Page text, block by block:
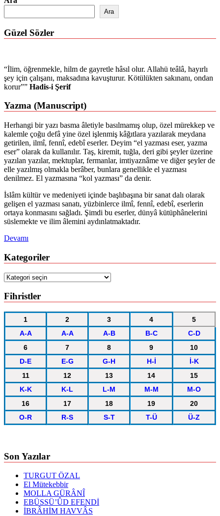
Ara
Güzel Sözler
“İlim, öğrenmekle, hilm de gayretle hâsıl olur. Allahü teâlâ, hayırlı
şey için çalışanı, maksadına kavuşturur. Kötülükten sakınanı, ondan
korur”” Hadis-i Şerif
Yazma (Manuscript)
Herhangi bir yazı basma âletiyle basılmamış olup, özel mürekkep ve
kalemle çoğu defâ yine özel işlenmiş kâğıtlara yazılarak meydana
getirilen, ilmî, fennî, edebî eserler. Deyim “el yazması eser, yazma
eser” olarak da kullanılır. Taş, kiremit, tuğla, deri gibi şeyler üzerine
yazılan yazılar, mektuplar, fermanlar, imtiyaznâme ve diğer şeyler de
elle yazılmış olmakla berâber, bunlara genellikle el yazması
denilmez. El yazmasına “kol yazması” da denir.
İslâm kültür ve medeniyeti içinde başlıbaşına bir sanat dalı olarak
gelişen el yazması sanatı, yüzbinlerce ilmî, fennî, edebî, eserlerin
ortaya konmasını sağladı. Şimdi bu eserler, dünyâ kütüphânelerini
süslemekte ve ilim âlemini aydınlatmaktadır.
Devamı
Kategoriler
Kategoriler
Fihristler
1 2 3 4
5
A-A
A-A A-B B-C
C-D
6
7 8 9
10
D-E
E-G G-H H-İ
İ-K
11
12 13 14
15
K-K
K-L L-M M-M
M-O
16
17 18 19
20
O-R
R-S S-T T-Ü Ü-Z
Son Yazılar
TURGUT ÖZAL
El Mütekebbir
MOLLA GÜRÂNÎ
EBÜSSÜ’ÛD EFENDİ
İBRÂHİM HAVVÂS